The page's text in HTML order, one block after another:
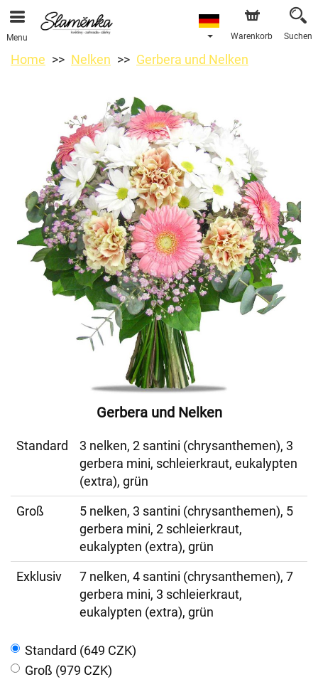
Menu Warenkorb Suchen
Home Nelken Gerbera und Nelken
Gerbera und Nelken
Standard
3 nelken, 2 santini (chrysanthemen), 3
gerbera mini, schleierkraut, eukalypten
(extra), grün
Groß
5 nelken, 3 santini (chrysanthemen), 5
gerbera mini, 2 schleierkraut,
eukalypten (extra), grün
Exklusiv
7 nelken, 4 santini (chrysanthemen), 7
gerbera mini, 3 schleierkraut,
eukalypten (extra), grün
Standard (649 CZK)
Groß (979 CZK)